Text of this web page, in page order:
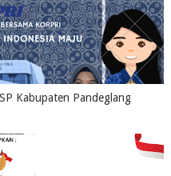
Kabupaten Pandeglang